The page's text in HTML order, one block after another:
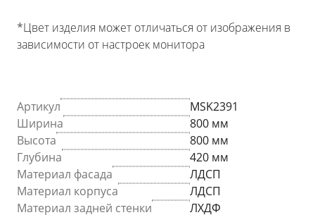
*Цвет изделия может отличаться от изображения в
зависимости от настроек монитора
Артикул
MSK2391
Ширина
800 мм
Высота
800 мм
Глубина
420 мм
Материал фасада
ЛДСП
Материал корпуса
ЛДСП
Материал задней стенки
ЛХДФ